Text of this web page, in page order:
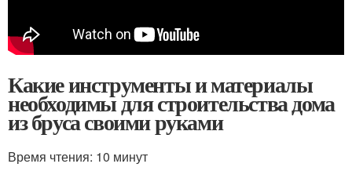
Какие инструменты и материалы
необходимы для строительства дома
из бруса своими руками
Время чтения: 10 минут